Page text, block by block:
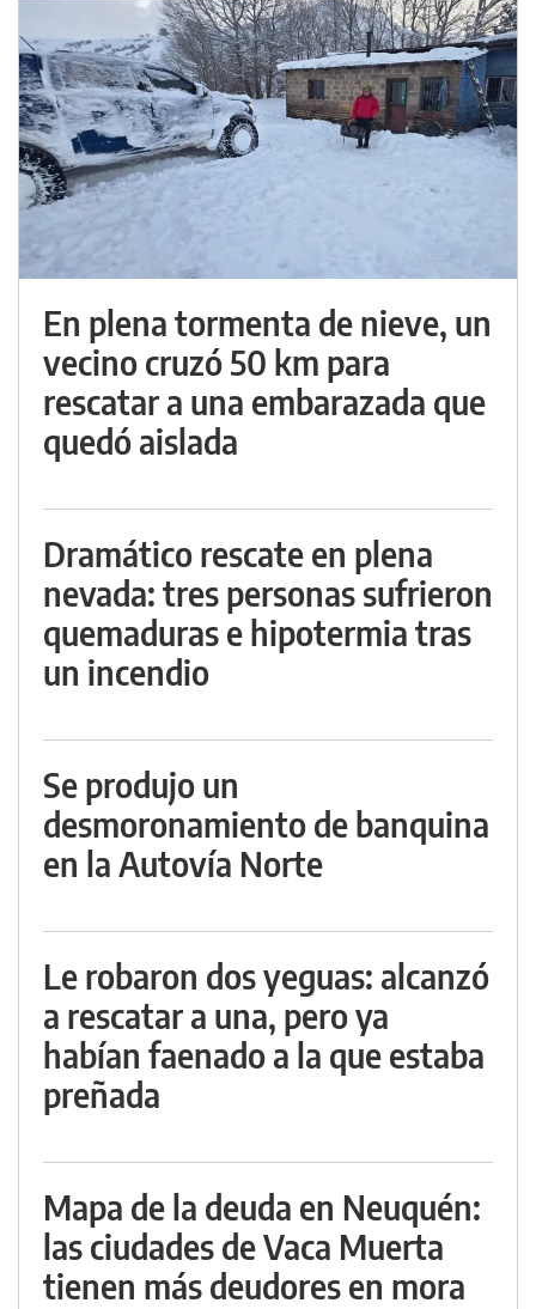
En plena tormenta de nieve, un
vecino cruzó 50 km para
rescatar a una embarazada que
quedó aislada
Dramático rescate en plena
nevada: tres personas sufrieron
quemaduras e hipotermia tras
un incendio
Se produjo un
desmoronamiento de banquina
en la Autovía Norte
Le robaron dos yeguas: alcanzó
a rescatar a una, pero ya
habían faenado a la que estaba
preñada
Mapa de la deuda en Neuquén:
las ciudades de Vaca Muerta
tienen más deudores en mora